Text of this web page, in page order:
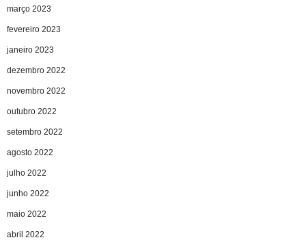
março 2023
fevereiro 2023
janeiro 2023
dezembro 2022
novembro 2022
outubro 2022
setembro 2022
agosto 2022
julho 2022
junho 2022
maio 2022
abril 2022